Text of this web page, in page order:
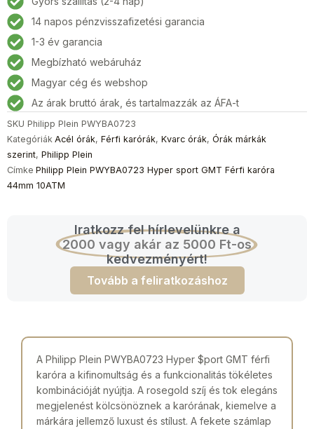
Sport
GMT
Férfi
karóra
44mm
10ATM
mennyiség
14 napos pénzvisszafizetési garancia
1-3 év garancia
Megbízható webáruház
Magyar cég és webshop
Az árak bruttó árak, és tartalmazzák az ÁFA-t
SKU Philipp Plein PWYBA0723
Kategóriák Acél órák, Férfi karórák, Kvarc órák, Órák márkák
szerint, Philipp Plein
Címke Philipp Plein PWYBA0723 Hyper sport GMT Férfi karóra
44mm 10ATM
Iratkozz fel hírlevelünkre a
2000 vagy akár az 5000 Ft-os
kedvezményért!
Tovább a feliratkozáshoz
A Philipp Plein PWYBA0723 Hyper $port GMT férfi
karóra a kifinomultság és a funkcionalitás tökéletes
kombinációját nyújtja. A rosegold szíj és tok elegáns
megjelenést kölcsönöznek a karórának, kiemelve a
márkára jellemző luxust és stílust. A fekete számlap